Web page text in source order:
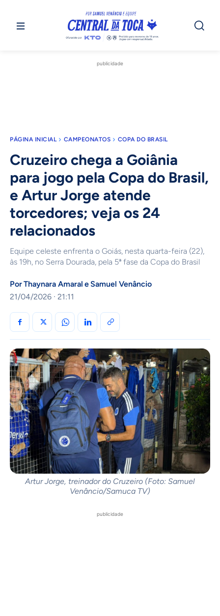
publicidade
PÁGINA INICIAL CAMPEONATOS COPA DO BRASIL
Cruzeiro chega a Goiânia
para jogo pela Copa do Brasil,
e Artur Jorge atende
torcedores; veja os 24
relacionados
Equipe celeste enfrenta o Goiás, nesta quarta-feira (22),
às 19h, no Serra Dourada, pela 5ª fase da Copa do Brasil
PorThaynara Amaral e Samuel Venâncio
21/04/2026 · 21:11
Artur Jorge, treinador do Cruzeiro (Foto: Samuel
Venâncio/Samuca TV)
publicidade